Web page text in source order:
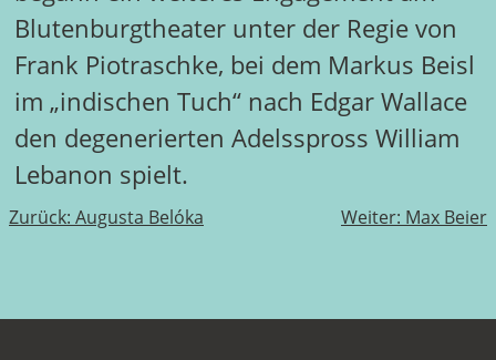
Blutenburgtheater unter der Regie von
Frank Piotraschke, bei dem Markus Beisl
im „indischen Tuch“ nach Edgar Wallace
den degenerierten Adelsspross William
Lebanon spielt.
Beitragsnavigation
Zurück: Augusta Belóka Weiter: Max Beier